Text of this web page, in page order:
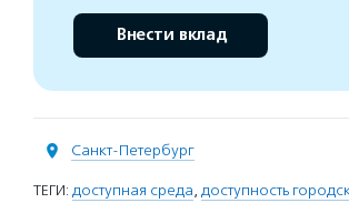
Внести вклад
Санкт-Петербург
ТЕГИ: доступная среда, доступность